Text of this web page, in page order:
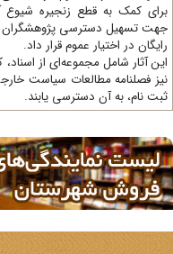
کمک به قطع زنجیره شیوع
تسهیل دسترسی پژوهشگران در
در اختیار عموم قرار داد.
آثار شامل مجموعه‌ای از اسناد،
فصلنامه مطالعات سیاست خارجی
نام، به آن دسترسی یابند.